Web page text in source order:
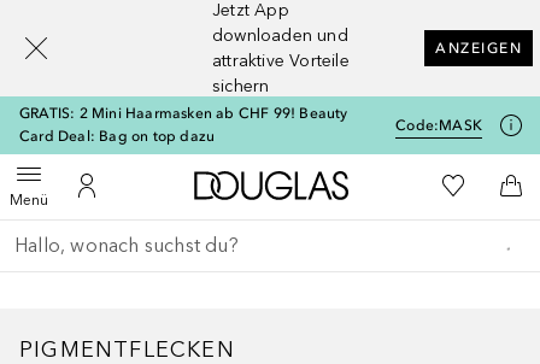
Jetzt App
downloaden und
attraktive Vorteile
sichern
ANZEIGEN
GRATIS: 2 Mini Haarmasken ab CHF 99! Beauty
Card Deal: Bag on top dazu
Code:MASK
MenüMenü öffnenZu Meinem Kundenkonto
Zur Douglas Startseite
Zu Meiner
Gehe zurück
Suche ausführen
PIGMENTFLECKEN
[navigation.slideout.screenreader]